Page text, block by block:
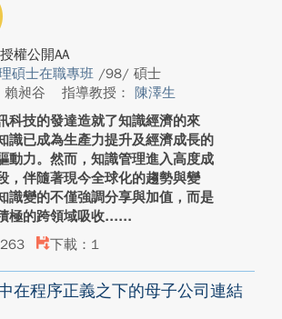
權公開AA
碩士在職專班 /98/ 碩士
賴昶谷
指導教授： 陳澤生
科技的發達造就了知識經濟的來
識已成為生產力提升及經濟成長的
動力。然而，知識管理進入高度成
，伴隨著現今全球化的趨勢與變
識變的不僅強調分享與加值，而是
極的跨領域吸收...
下載：1
在程序正義之下的母子公司連結